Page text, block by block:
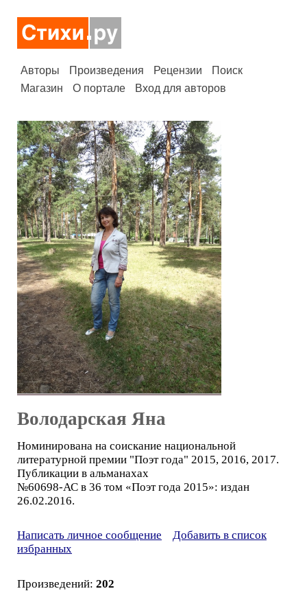
Авторы Произведения Рецензии
Поиск
Магазин
О портале Вход для авторов
Володарская Яна
Номинирована на соискание национальной
литературной премии "Поэт года" 2015, 2016, 2017.
Публикации в альманахах
№60698-АС в 36 том «Поэт года 2015»: издан
26.02.2016.
Написать личное сообщение
Добавить в список
избранных
Произведений: 202